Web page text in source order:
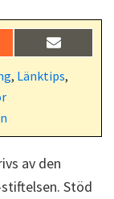
Dela
på
E
-
p
o
, Länktips,
av den
Stöd